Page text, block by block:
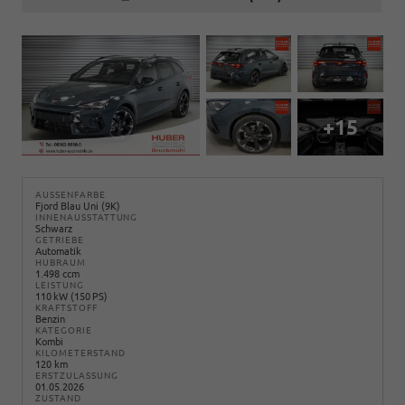
+15
AUSSENFARBE
Fjord Blau Uni (9K)
INNENAUSSTATTUNG
Schwarz
GETRIEBE
Automatik
HUBRAUM
1.498 ccm
LEISTUNG
110 kW (150 PS)
KRAFTSTOFF
Benzin
KATEGORIE
Kombi
KILOMETERSTAND
120 km
ERSTZULASSUNG
01.05.2026
ZUSTAND